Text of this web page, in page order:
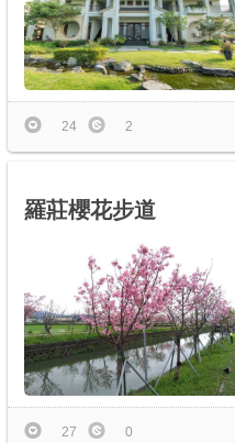
24 2
羅莊櫻花步道
27 0